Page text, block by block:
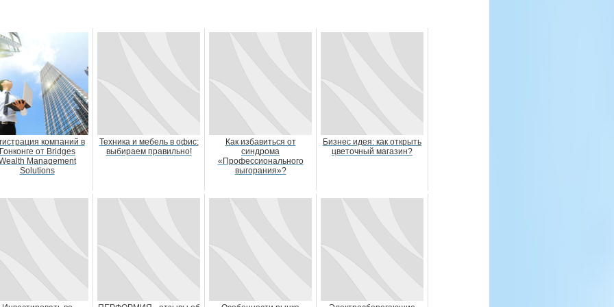
компаний в
от Bridges
Management
Solutions
Техника и мебель в офис:
выбираем правильно!
Как избавиться от
синдрома
«Профессионального
выгорания»?
Бизнес идея: как открыть
цветочный магазин?